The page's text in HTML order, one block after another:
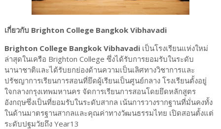
เกี่ยวกับ Brighton College Bangkok Vibhavadi
Brighton College Bangkok Vibhavadi เป็นโรงเรียนแห่งใหม่
ล่าสุดในเครือ Brighton College ซึ่งได้รับการยอมรับในระดับ
นานาชาติและได้รับยกย่องด้านความเป็นเลิศทางวิชาการและ
ปรัชญาการเรียนการสอนที่ยึดผู้เรียนเป็นศูนย์กลาง โรงเรียนตั้งอยู่
ใจกลางกรุงเทพมหานคร จัดการเรียนการสอนโดยยึดหลักสูตร
อังกฤษซึ่งเป็นที่ยอมรับในระดับสากล เน้นการวางรากฐานที่มั่นคงทั้ง
ในด้านมาตรฐานสากลและคุณค่าทางวัฒนธรรมไทย เปิดสอนตั้งแต่
ระดับปฐมวัยถึง Year13